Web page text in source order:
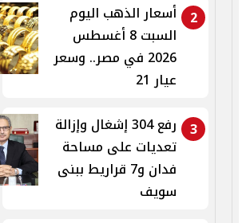
2
أسعار الذهب اليوم
السبت 8 أغسطس
2026 في مصر.. وسعر
عيار 21
3
رفع 304 إشغال وإزالة
تعديات على مساحة
فدان و7 قراريط ببنى
سويف